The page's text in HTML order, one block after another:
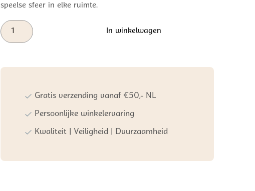
speelse sfeer in elke ruimte.
Tapis
Petit
aantal
In winkelwagen
Gratis verzending vanaf €50,- NL
Persoonlijke winkelervaring
Kwaliteit | Veiligheid | Duurzaamheid